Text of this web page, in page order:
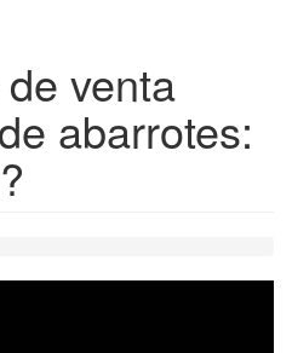
venta
abarrotes: